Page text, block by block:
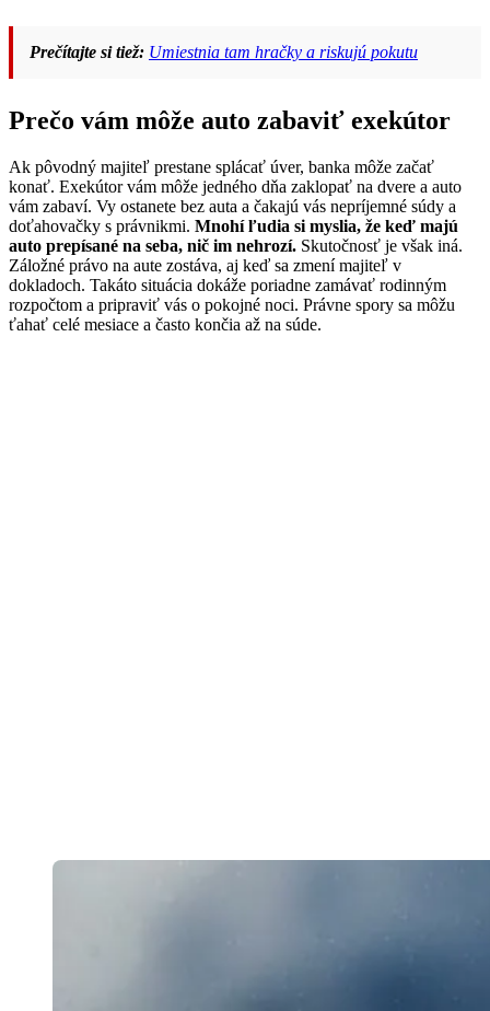
Prečítajte si tiež: Umiestnia tam hračky a riskujú pokutu
Prečo vám môže auto zabaviť exekútor
Ak pôvodný majiteľ prestane splácať úver, banka môže začať
konať. Exekútor vám môže jedného dňa zaklopať na dvere a auto
vám zabaví. Vy ostanete bez auta a čakajú vás nepríjemné súdy a
doťahovačky s právnikmi. Mnohí ľudia si myslia, že keď majú
auto prepísané na seba, nič im nehrozí. Skutočnosť je však iná.
Záložné právo na aute zostáva, aj keď sa zmení majiteľ v
dokladoch. Takáto situácia dokáže poriadne zamávať rodinným
rozpočtom a pripraviť vás o pokojné noci. Právne spory sa môžu
ťahať celé mesiace a často končia až na súde.